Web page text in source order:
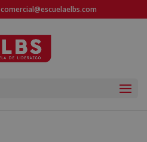
comercial@escuelaelbs.com